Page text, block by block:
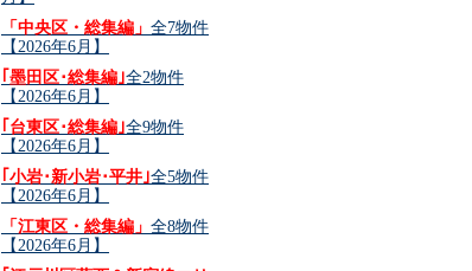
「中央区・総集編」 全7物件
【2026年6月】
｢墨田区･総集編｣全2物件
【2026年6月】
｢台東区･総集編｣全9物件
【2026年6月】
｢小岩･新小岩･平井｣全5物件
【2026年6月】
「江東区・総集編」 全8物件
【2026年6月】